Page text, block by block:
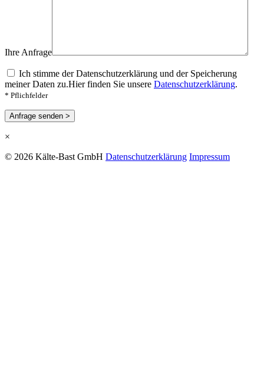
Ihre Anfrage
Ich stimme der Datenschutzerklärung und der Speicherung
meiner Daten zu.Hier finden Sie unsere Datenschutzerklärung.
* Pflichfelder
Anfrage senden >
×
© 2026 Kälte-Bast GmbH Datenschutzerklärung Impressum